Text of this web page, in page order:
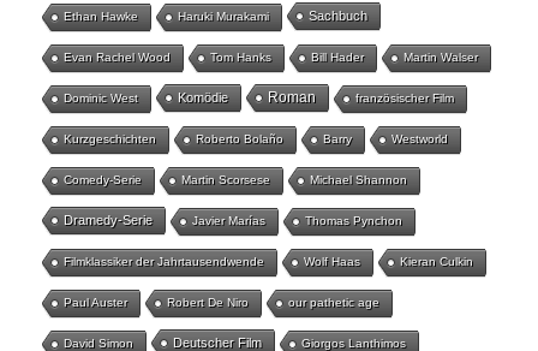
Ethan Hawke Haruki Murakami Sachbuch
Evan Rachel Wood Tom Hanks Bill Hader Martin Walser
Dominic West Komödie Roman französischer Film
Kurzgeschichten Roberto Bolaño Barry Westworld
Comedy-Serie Martin Scorsese Michael Shannon
Dramedy-Serie Javier Marías Thomas Pynchon
Filmklassiker der Jahrtausendwende Wolf Haas Kieran Culkin
Paul Auster Robert De Niro our pathetic age
David Simon Deutscher Film Giorgos Lanthimos